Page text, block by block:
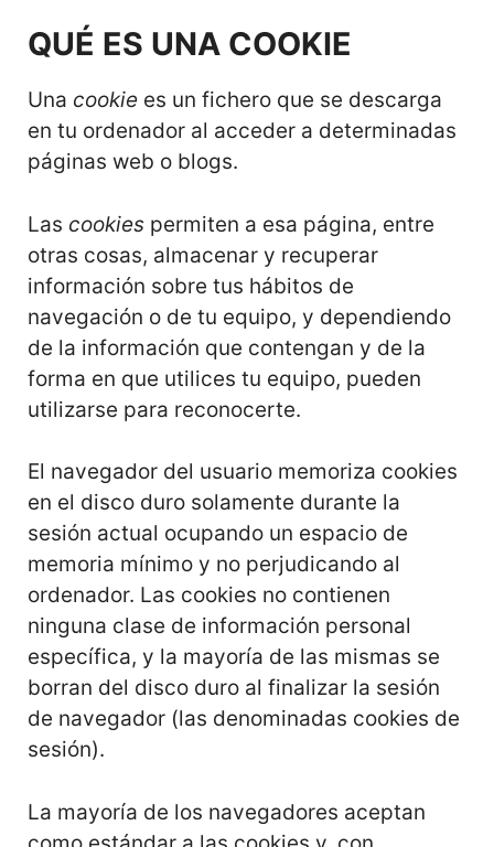
QUÉ ES UNA COOKIE
Una cookie es un fichero que se descarga
en tu ordenador al acceder a determinadas
páginas web o blogs.
Las cookies permiten a esa página, entre
otras cosas, almacenar y recuperar
información sobre tus hábitos de
navegación o de tu equipo, y dependiendo
de la información que contengan y de la
forma en que utilices tu equipo, pueden
utilizarse para reconocerte.
El navegador del usuario memoriza cookies
en el disco duro solamente durante la
sesión actual ocupando un espacio de
memoria mínimo y no perjudicando al
ordenador. Las cookies no contienen
ninguna clase de información personal
específica, y la mayoría de las mismas se
borran del disco duro al finalizar la sesión
de navegador (las denominadas cookies de
sesión).
La mayoría de los navegadores aceptan